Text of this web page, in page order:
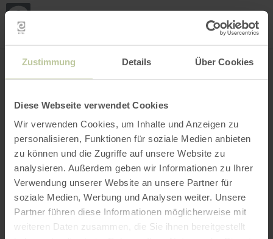
Zustimmung Details Über Cookies
Diese Webseite verwendet Cookies
Wir verwenden Cookies, um Inhalte und Anzeigen zu
personalisieren, Funktionen für soziale Medien anbieten
zu können und die Zugriffe auf unsere Website zu
analysieren. Außerdem geben wir Informationen zu Ihrer
Verwendung unserer Website an unsere Partner für
soziale Medien, Werbung und Analysen weiter. Unsere
Partner führen diese Informationen möglicherweise mit
weiteren Daten zusammen, die Sie ihnen bereitgestellt
INTERACTIVE MAP
my
Open filter